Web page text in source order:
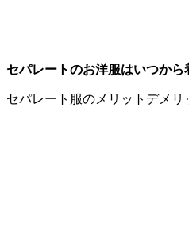
セパレートのお洋服はいつから
セパレート服のメリットデメリ